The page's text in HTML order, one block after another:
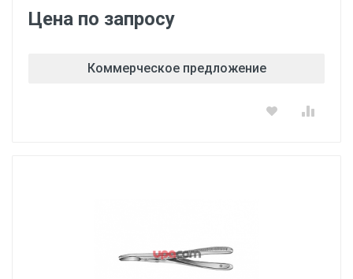
Цена по запросу
Коммерческое предложение